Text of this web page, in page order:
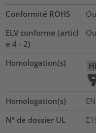
Conformité ROHS
ELV conforme (articl
e 4 - 2)
Homologation(s)
Homologation(s)
N° de dossier UL